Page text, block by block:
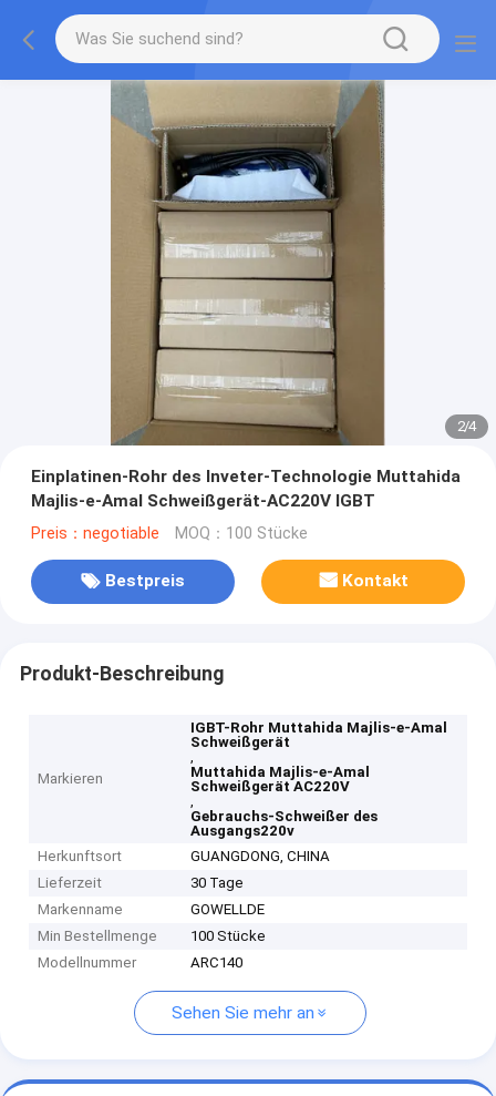
2/4
Einplatinen-Rohr des Inveter-Technologie Muttahida
Majlis-e-Amal Schweißgerät-AC220V IGBT
Preis：negotiable MOQ：100 Stücke
Bestpreis Kontakt
Produkt-Beschreibung
Markieren
IGBT-Rohr Muttahida Majlis-e-Amal
Schweißgerät
,
Muttahida Majlis-e-Amal
Schweißgerät AC220V
,
Gebrauchs-Schweißer des
Ausgangs220v
Herkunftsort
GUANGDONG, CHINA
Lieferzeit
30 Tage
Markenname
GOWELLDE
Min Bestellmenge
100 Stücke
Modellnummer
ARC140
Sehen Sie mehr an